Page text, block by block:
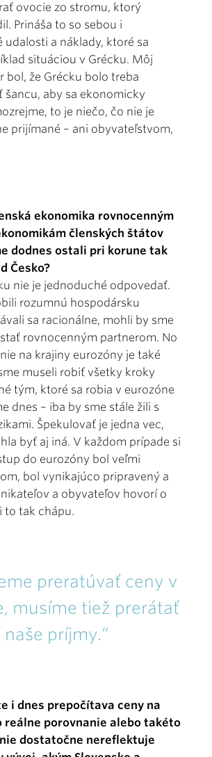
ovocie zo stromu, ktorý
Prináša to so sebou i
udalosti a náklady, ktoré sa
situáciou v Grécku. Môj
bol, že Grécku bolo treba
šancu, aby sa ekonomicky
to je niečo, čo nie je
prijímané – ani obyvateľstvom,
ekonomika rovnocenným
členských štátov
dodnes ostali pri korune tak
Česko?
nie je jednoduché odpovedať.
rozumnú hospodársku
sa racionálne, mohli by sme
rovnocenným partnerom. No
na krajiny eurozóny je také
museli robiť všetky kroky
tým, ktoré sa robia v eurozóne
dnes – iba by sme stále žili s
Špekulovať je jedna vec,
byť aj iná. V každom prípade si
do eurozóny bol veľmi
bol vynikajúco pripravený a
a obyvateľov hovorí o
to tak chápu.
preratúvať ceny v
musíme tiež prerátať
naše príjmy.“
i dnes prepočítava ceny na
reálne porovnanie alebo takéto
dostatočne nereflektuje